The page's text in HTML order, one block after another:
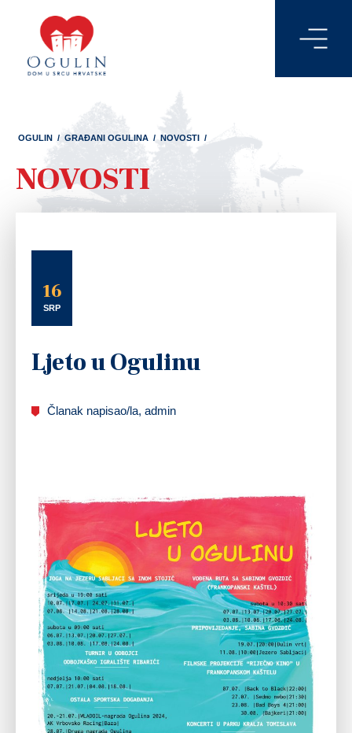
OGULIN / GRAĐANI OGULINA / NOVOSTI /
NOVOSTI
16
SRP
Ljeto u Ogulinu
Članak napisao/la, admin